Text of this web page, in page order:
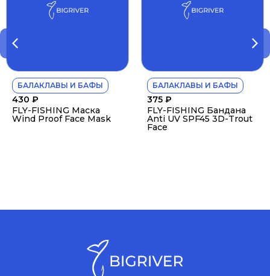
БАЛАКЛАВЫ И БАФЫ
430 ₽
FLY-FISHING Маска
Wind Proof Face Mask
БАЛАКЛАВЫ И БАФЫ
375 ₽
FLY-FISHING Бандана
Anti UV SPF45 3D-Trout
Face